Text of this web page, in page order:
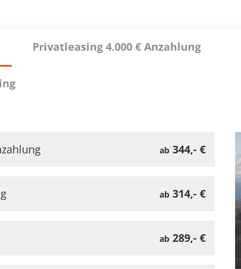
Privatleasing 4.000 € Anzahlung
ab 344,- €
ab 314,- €
ab 289,- €